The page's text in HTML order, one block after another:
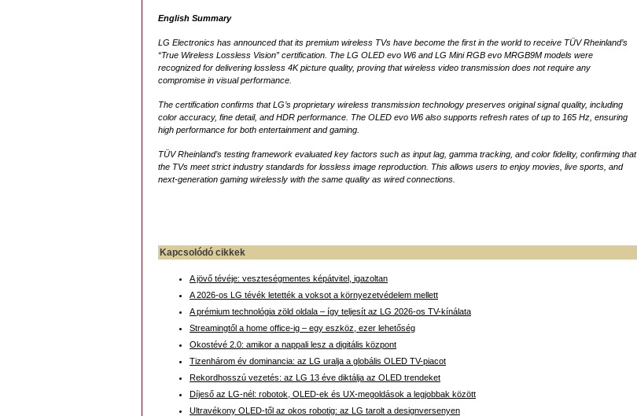
English Summary
LG Electronics has announced that its premium wireless TVs have become the first in the world to receive TÜV Rheinland’s
“True Wireless Lossless Vision” certification. The LG OLED evo W6 and LG Mini RGB evo MRGB9M models were
recognized for delivering lossless 4K picture quality, proving that wireless video transmission does not require any
compromise in visual performance.
The certification confirms that LG’s proprietary wireless transmission technology preserves original signal quality, including
color accuracy, fine detail, and HDR performance. The OLED evo W6 also supports refresh rates of up to 165 Hz, ensuring
high performance for both entertainment and gaming.
TÜV Rheinland’s testing framework evaluated key factors such as input lag, gamma tracking, and color fidelity, confirming that
the TVs meet strict industry standards for lossless image reproduction. This allows users to enjoy movies, live sports, and
next-generation gaming wirelessly with the same quality as wired connections.
Kapcsolódó cikkek
A jövő tévéje: veszteségmentes képátvitel, igazoltan
A 2026-os LG tévék letették a voksot a környezetvédelem mellett
A prémium technológia zöld oldala – így teljesít az LG 2026-os TV-kínálata
Streamingtől a home office-ig – egy eszköz, ezer lehetőség
Okostévé 2.0: amikor a nappali lesz a digitális központ
Tizenhárom év dominancia: az LG uralja a globális OLED TV-piacot
Rekordhosszú vezetés: az LG 13 éve diktálja az OLED trendeket
Díjeső az LG-nél: robotok, OLED-ek és UX‑megoldások a legjobbak között
Ultravékony OLED-től az okos robotig: az LG tarolt a designversenyen